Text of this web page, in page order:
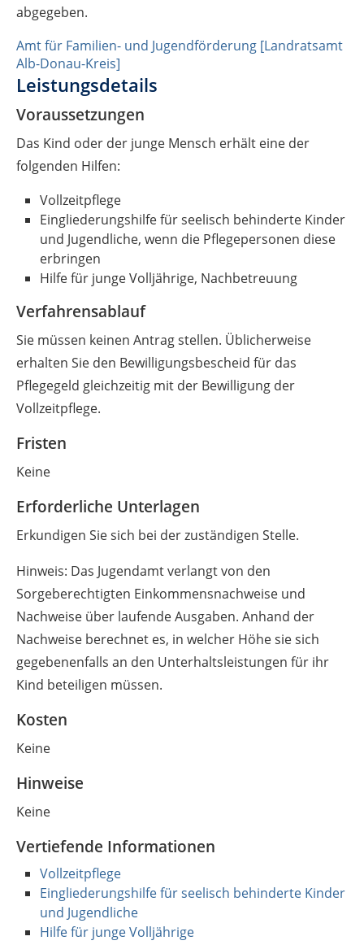
abgegeben.
Amt für Familien- und Jugendförderung [Landratsamt
Alb-Donau-Kreis]
Leistungsdetails
Voraussetzungen
Das Kind oder der junge Mensch erhält eine der
folgenden Hilfen:
Vollzeitpflege
Eingliederungshilfe für seelisch behinderte Kinder
und Jugendliche, wenn die Pflegepersonen diese
erbringen
Hilfe für junge Volljährige, Nachbetreuung
Verfahrensablauf
Sie müssen keinen Antrag stellen. Üblicherweise
erhalten Sie den Bewilligungsbescheid für das
Pflegegeld gleichzeitig mit der Bewilligung der
Vollzeitpflege.
Fristen
Keine
Erforderliche Unterlagen
Erkundigen Sie sich bei der zuständigen Stelle.
Hinweis: Das Jugendamt verlangt von den
Sorgeberechtigten Einkommensnachweise und
Nachweise über laufende Ausgaben. Anhand der
Nachweise berechnet es, in welcher Höhe sie sich
gegebenenfalls an den Unterhaltsleistungen für ihr
Kind beteiligen müssen.
Kosten
Keine
Hinweise
Keine
Vertiefende Informationen
Vollzeitpflege
Eingliederungshilfe für seelisch behinderte Kinder
und Jugendliche
Hilfe für junge Volljährige